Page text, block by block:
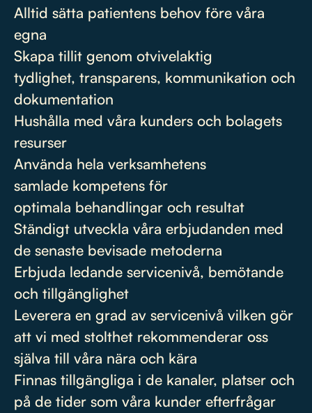
Alltid sätta patientens behov före våra
egna
Skapa tillit genom otvivelaktig
tydlighet, transparens, kommunikation och
dokumentation
Hushålla med våra kunders och bolagets
resurser
Använda hela verksamhetens
samlade kompetens för
optimala behandlingar och resultat
Ständigt utveckla våra erbjudanden med
de senaste bevisade metoderna
Erbjuda ledande servicenivå, bemötande
och tillgänglighet
Leverera en grad av servicenivå vilken gör
att vi med stolthet rekommenderar oss
själva till våra nära och kära
Finnas tillgängliga i de kanaler, platser och
på de tider som våra kunder efterfrågar